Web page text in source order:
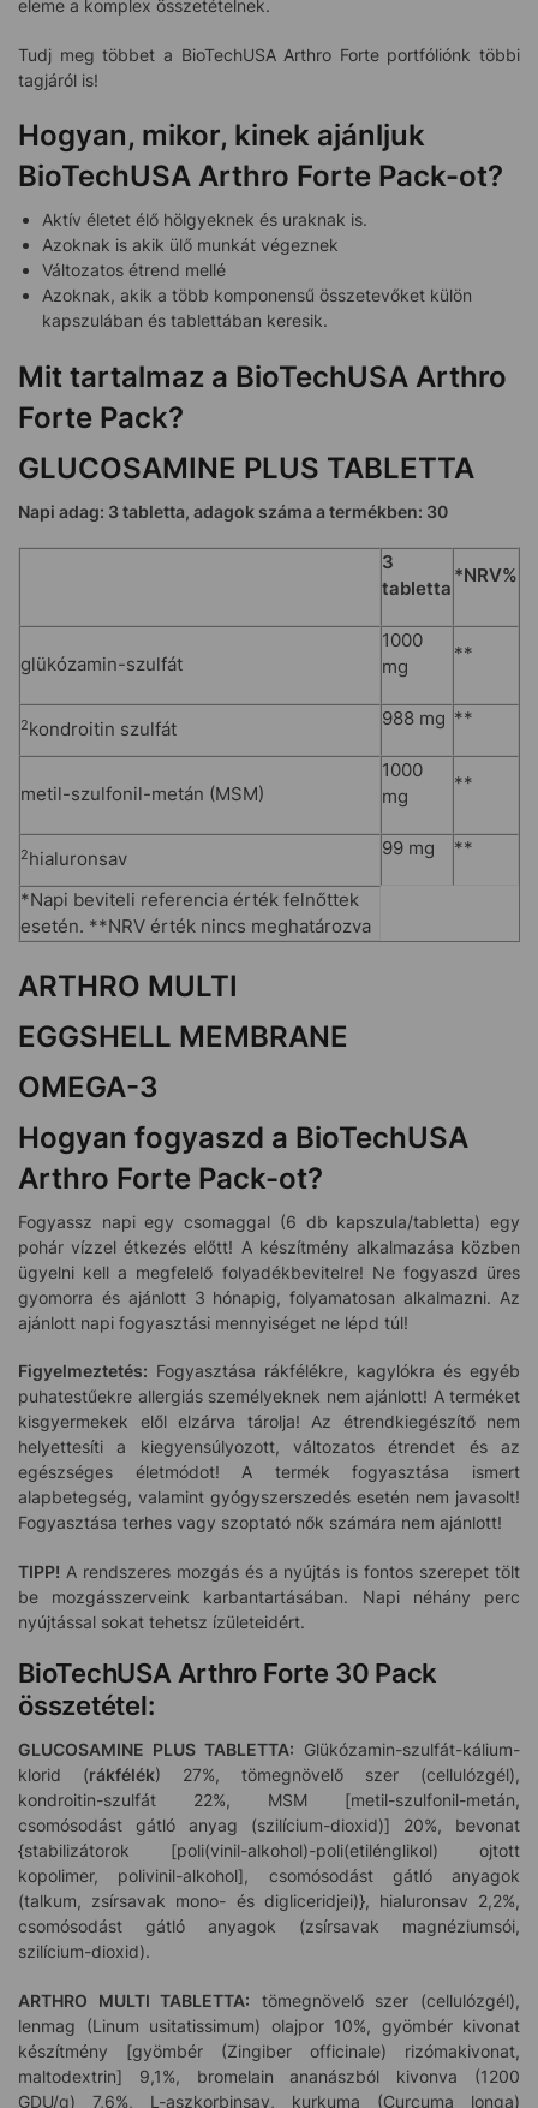
eleme a komplex összetételnek.
Tudj meg többet a BioTechUSA Arthro Forte portfóliónk többi
tagjáról is!
Hogyan, mikor, kinek ajánljuk
BioTechUSA Arthro Forte Pack-ot?
Aktív életet élő hölgyeknek és uraknak is.
Azoknak is akik ülő munkát végeznek
Változatos étrend mellé
Azoknak, akik a több komponensű összetevőket külön
kapszulában és tablettában keresik.
Mit tartalmaz a BioTechUSA Arthro
Forte Pack?
GLUCOSAMINE PLUS TABLETTA
Napi adag: 3 tabletta, adagok száma a termékben: 30
3
tabletta
*NRV%
glükózamin-szulfát
1000
mg
**
2kondroitin szulfát 988 mg **
metil-szulfonil-metán (MSM)
1000
mg
**
2hialuronsav 99 mg **
*Napi beviteli referencia érték felnőttek
esetén. **NRV érték nincs meghatározva
ARTHRO MULTI
EGGSHELL MEMBRANE
OMEGA-3
Hogyan fogyaszd a BioTechUSA
Arthro Forte Pack-ot?
Fogyassz napi egy csomaggal (6 db kapszula/tabletta) egy
pohár vízzel étkezés előtt! A készítmény alkalmazása közben
ügyelni kell a megfelelő folyadékbevitelre! Ne fogyaszd üres
gyomorra és ajánlott 3 hónapig, folyamatosan alkalmazni. Az
ajánlott napi fogyasztási mennyiséget ne lépd túl!
Figyelmeztetés: Fogyasztása rákfélékre, kagylókra és egyéb
puhatestűekre allergiás személyeknek nem ajánlott! A terméket
kisgyermekek elől elzárva tárolja! Az étrendkiegészítő nem
helyettesíti a kiegyensúlyozott, változatos étrendet és az
egészséges életmódot! A termék fogyasztása ismert
alapbetegség, valamint gyógyszerszedés esetén nem javasolt!
Fogyasztása terhes vagy szoptató nők számára nem ajánlott!
TIPP! A rendszeres mozgás és a nyújtás is fontos szerepet tölt
be mozgásszerveink karbantartásában. Napi néhány perc
nyújtással sokat tehetsz ízületeidért.
BioTechUSA Arthro Forte 30 Pack
összetétel:
GLUCOSAMINE PLUS TABLETTA: Glükózamin-szulfát-kálium-
klorid (rákfélék) 27%, tömegnövelő szer (cellulózgél),
kondroitin-szulfát 22%, MSM [metil-szulfonil-metán,
csomósodást gátló anyag (szilícium-dioxid)] 20%, bevonat
{stabilizátorok [poli(vinil-alkohol)-poli(etilénglikol) ojtott
kopolimer, polivinil-alkohol], csomósodást gátló anyagok
(talkum, zsírsavak mono- és digliceridjei)}, hialuronsav 2,2%,
csomósodást gátló anyagok (zsírsavak magnéziumsói,
szilícium-dioxid).
ARTHRO MULTI TABLETTA: tömegnövelő szer (cellulózgél),
lenmag (Linum usitatissimum) olajpor 10%, gyömbér kivonat
készítmény [gyömbér (Zingiber officinale) rizómakivonat,
maltodextrin] 9,1%, bromelain ananászból kivonva (1200
GDU/g) 7,6%, L-aszkorbinsav, kurkuma (Curcuma longa)